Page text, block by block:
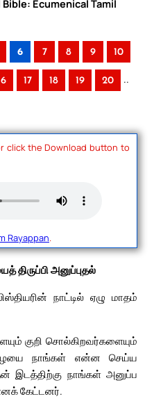
Ecumenical Tamil
6 7 8 9 10
17 18 19 20 ..
click the Download button to
Rayappan.
திருப்பி அனுப்புதல்
நாட்டில் ஏழு மாதம்
குறி சொல்கிறவர்களையும்
நாங்கள் என்ன செய்ய
நாங்கள் அனுப்ப
கேட்டனர்.